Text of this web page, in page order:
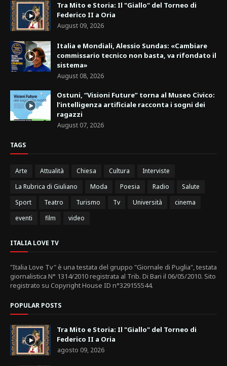
Tra Mito e Storia: Il "Giallo" del Torneo di
Federico II a Oria
August 09, 2026
Italia e Mondiali, Alessio Sundas: «Cambiare
commissario tecnico non basta, va rifondato il
sistema»
August 08, 2026
Ostuni, “Visioni Future” torna al Museo Civico:
l’intelligenza artificiale racconta i sogni dei
ragazzi
August 07, 2026
TAGS
Arte Attualità Chiesa Cultura
Interviste
La Rubrica di Giuliano
Moda Poesia Radio
Salute
Sport
Teatro Turismo Tv Università
cinema
eventi
film video
ITALIA LOVE TV
"Italia Love Tv" è una testata del gruppo "Giornale di Puglia", testata
giornalistica N° 1314/2010 registrata al Trib. Di Bari il 06/05/2010. Sito
registrato su Copyright House ID n°329155544.
POPULAR POSTS
Tra Mito e Storia: Il "Giallo" del Torneo di
Federico II a Oria
agosto 09, 2026